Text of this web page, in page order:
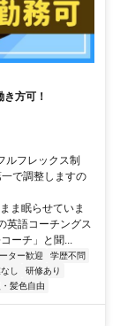
方可！
ルフレックス制
で調整しますの
ま眠らせていま
英語コーチングス
ーチ」と聞...
ター歓迎
学歴不問
し
研修あり
髪色自由